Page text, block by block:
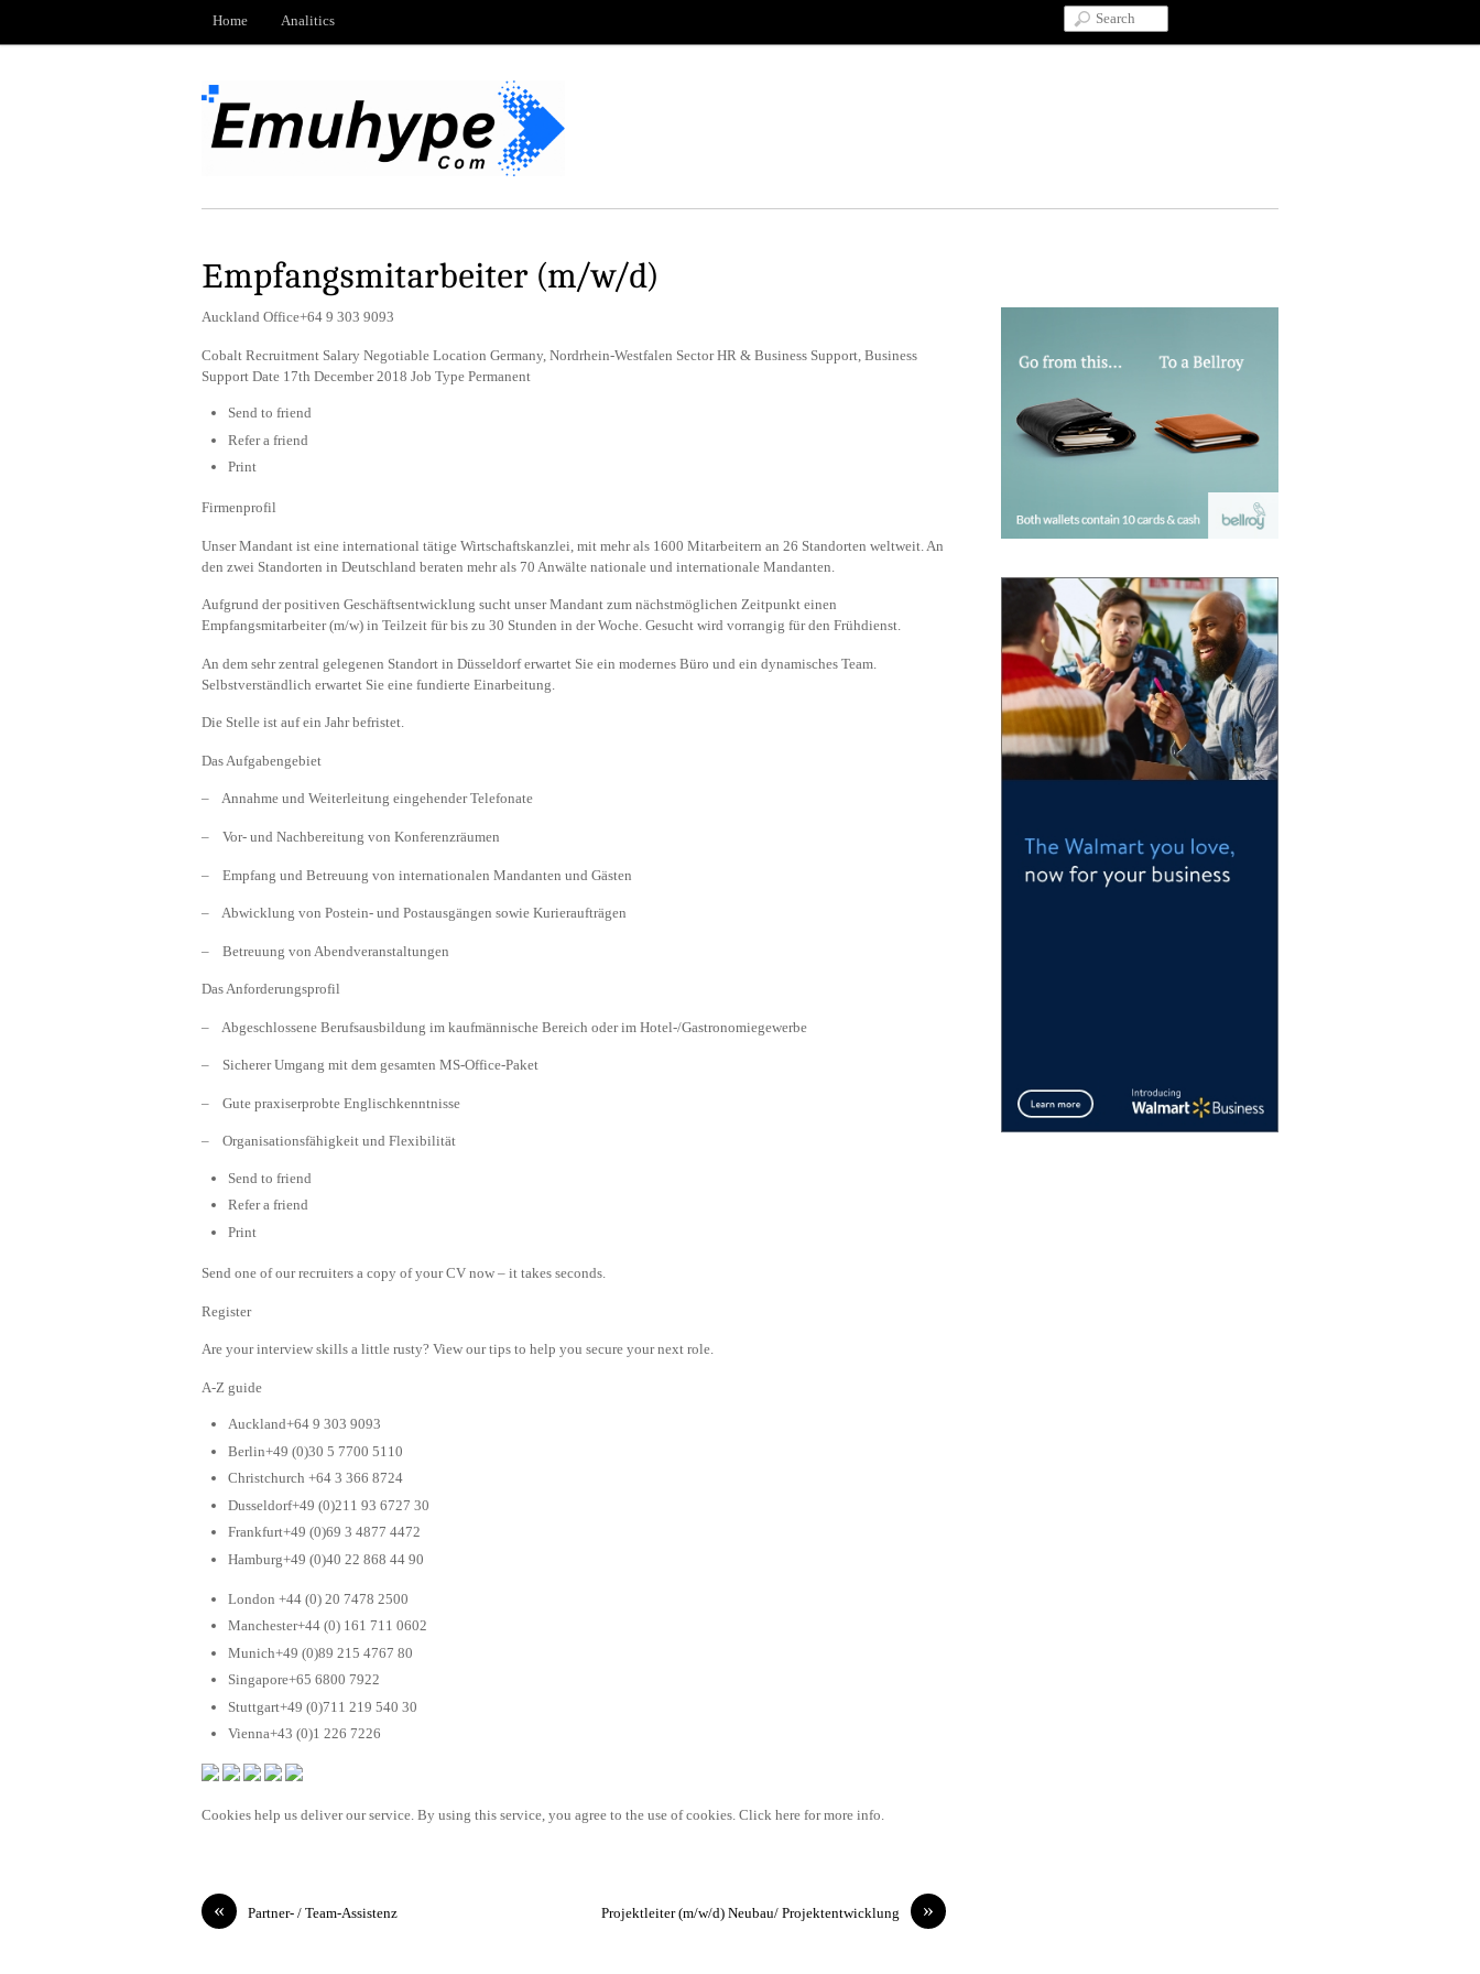
Home Analitics
Empfangsmitarbeiter (m/w/d)
Auckland Office+64 9 303 9093
Cobalt Recruitment Salary Negotiable Location Germany, Nordrhein-Westfalen Sector HR & Business Support, Business
Support Date 17th December 2018 Job Type Permanent
Send to friend
Refer a friend
Print
Firmenprofil
Unser Mandant ist eine international tätige Wirtschaftskanzlei, mit mehr als 1600 Mitarbeitern an 26 Standorten weltweit. An
den zwei Standorten in Deutschland beraten mehr als 70 Anwälte nationale und internationale Mandanten.
Aufgrund der positiven Geschäftsentwicklung sucht unser Mandant zum nächstmöglichen Zeitpunkt einen
Empfangsmitarbeiter (m/w) in Teilzeit für bis zu 30 Stunden in der Woche. Gesucht wird vorrangig für den Frühdienst.
An dem sehr zentral gelegenen Standort in Düsseldorf erwartet Sie ein modernes Büro und ein dynamisches Team.
Selbstverständlich erwartet Sie eine fundierte Einarbeitung.
Die Stelle ist auf ein Jahr befristet.
Das Aufgabengebiet
– Annahme und Weiterleitung eingehender Telefonate
– Vor- und Nachbereitung von Konferenzräumen
– Empfang und Betreuung von internationalen Mandanten und Gästen
– Abwicklung von Postein- und Postausgängen sowie Kurieraufträgen
– Betreuung von Abendveranstaltungen
Das Anforderungsprofil
– Abgeschlossene Berufsausbildung im kaufmännische Bereich oder im Hotel-/Gastronomiegewerbe
– Sicherer Umgang mit dem gesamten MS-Office-Paket
– Gute praxiserprobte Englischkenntnisse
– Organisationsfähigkeit und Flexibilität
Send to friend
Refer a friend
Print
Send one of our recruiters a copy of your CV now – it takes seconds.
Register
Are your interview skills a little rusty? View our tips to help you secure your next role.
A-Z guide
Auckland+64 9 303 9093
Berlin+49 (0)30 5 7700 5110
Christchurch +64 3 366 8724
Dusseldorf+49 (0)211 93 6727 30
Frankfurt+49 (0)69 3 4877 4472
Hamburg+49 (0)40 22 868 44 90
London +44 (0) 20 7478 2500
Manchester+44 (0) 161 711 0602
Munich+49 (0)89 215 4767 80
Singapore+65 6800 7922
Stuttgart+49 (0)711 219 540 30
Vienna+43 (0)1 226 7226
Cookies help us deliver our service. By using this service, you agree to the use of cookies. Click here for more info.
« Partner- / Team-Assistenz »
Projektleiter (m/w/d) Neubau/ Projektentwicklung